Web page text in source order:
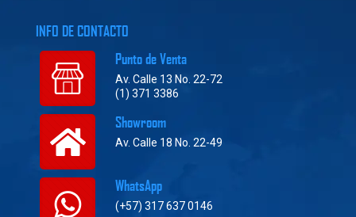
INFO DE CONTACTO
Punto de Venta
Av. Calle 13 No. 22-72
(1) 371 3386
Showroom
Av. Calle 18 No. 22-49
WhatsApp
(+57) 317 637 0146